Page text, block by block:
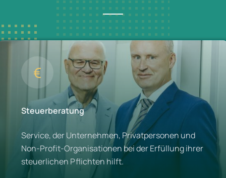
Steuerberatung
Service, der Unternehmen, Privatpersonen und
Non-Profit-Organisationen bei der Erfüllung ihrer
steuerlichen Pflichten hilft.